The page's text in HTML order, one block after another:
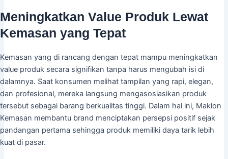
Meningkatkan Value Produk Lewat
Kemasan yang Tepat
Kemasan yang di rancang dengan tepat mampu meningkatkan
value produk secara signifikan tanpa harus mengubah isi di
dalamnya. Saat konsumen melihat tampilan yang rapi, elegan,
dan profesional, mereka langsung mengasosiasikan produk
tersebut sebagai barang berkualitas tinggi. Dalam hal ini, Maklon
Kemasan membantu brand menciptakan persepsi positif sejak
pandangan pertama sehingga produk memiliki daya tarik lebih
kuat di pasar.